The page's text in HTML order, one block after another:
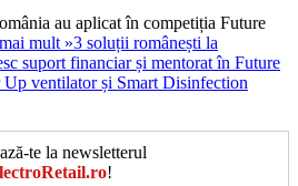
au aplicat în competiția Future
mult »3 soluții românești la
suport financiar și mentorat în Future
ventilator și Smart Disinfection
te la newsletterul
!